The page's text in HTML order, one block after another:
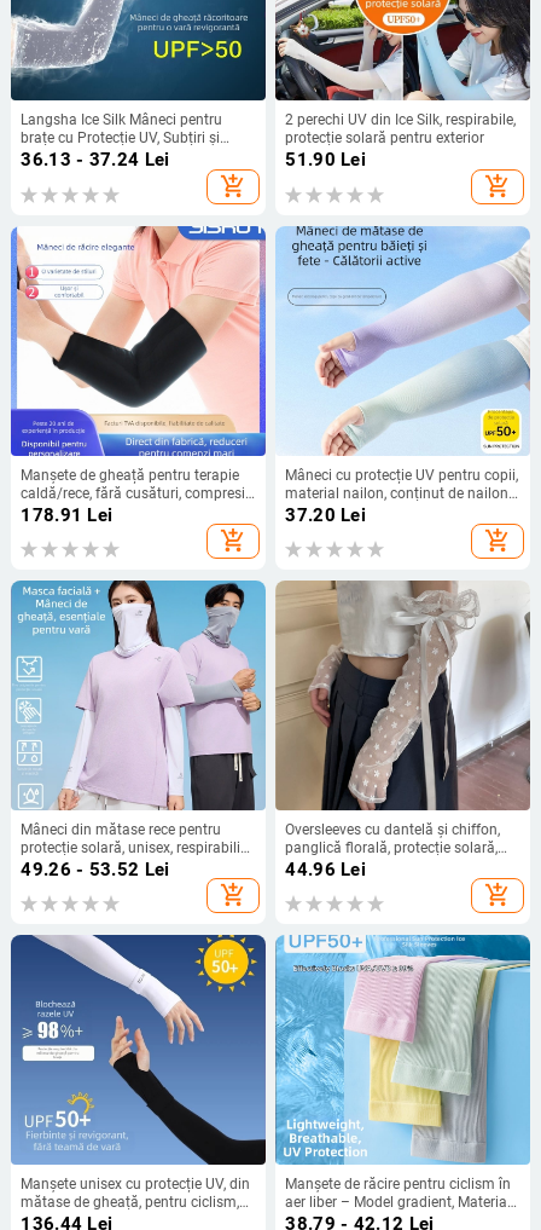
Langsha Ice Silk Mâneci pentru
brațe cu Protecție UV, Subțiri și
Lungi, Unisex, Material Răcoros
36.13 - 37.24 Lei
add_shopping_cart
2 perechi UV din Ice Silk, respirabile,
protecție solară pentru exterior
51.90 Lei
add_shopping_cart
Manșete de gheață pentru terapie
caldă/rece, fără cusături, compresie
tricotată din Spandex/Lycra și
Nylon 30%, design cu degete
jumătate, suport OEM
178.91 Lei
add_shopping_cart
Mâneci cu protecție UV pentru copii,
material nailon, conținut de nailon
80–90%, greutate 28–34 g/m²,
design cu găuri pentru degete
37.20 Lei
add_shopping_cart
Mâneci din mătase rece pentru
protecție solară, unisex, respirabili
pentru ciclism în aer liber, mască de
49.26 - 53.52 Lei
add_shopping_cart
Oversleeves cu dantelă și chiffon,
panglică florală, protecție solară,
nailon, 50–70% material principal,
PATTKIN, Primăvara-Vară 2023
44.96 Lei
add_shopping_cart
Manșete unisex cu protecție UV, din
mătase de gheață, pentru ciclism,
ușoare (conținut 70–80% din
136.44 Lei
Manșete de răcire pentru ciclism în
aer liber – Model gradient, Material
nylon 70-80%
38.79 - 42.12 Lei